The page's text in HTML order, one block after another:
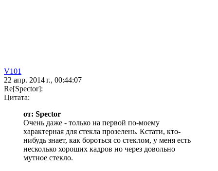
V101
22 апр. 2014 г., 00:44:07
Re[Spector]:
Цитата:
от: Spector
Очень даже - только на первой по-моему
характерная для стекла прозелень. Кстати, кто-
нибудь знает, как бороться со стеклом, у меня есть
несколько хороших кадров но через довольно
мутное стекло.